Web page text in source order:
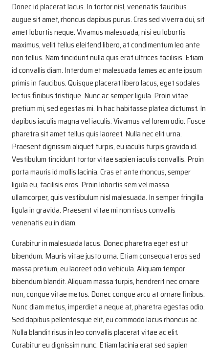
Donec id placerat lacus. In tortor nisl, venenatis faucibus
augue sit amet, rhoncus dapibus purus. Cras sed viverra dui, sit
amet lobortis neque. Vivamus malesuada, nisi eu lobortis
maximus, velit tellus eleifend libero, at condimentum leo ante
non tellus. Nam tincidunt nulla quis erat ultrices facilisis. Etiam
id convallis diam. Interdum et malesuada fames ac ante ipsum
primis in faucibus. Quisque placerat libero lacus, eget sodales
lectus finibus tristique. Nunc ac semper ligula. Proin vitae
pretium mi, sed egestas mi. In hac habitasse platea dictumst. In
dapibus iaculis magna vel iaculis. Vivamus vel lorem odio. Fusce
pharetra sit amet tellus quis laoreet. Nulla nec elit urna.
Praesent dignissim aliquet turpis, eu iaculis turpis gravida id.
Vestibulum tincidunt tortor vitae sapien iaculis convallis. Proin
porta mauris id mollis lacinia. Cras et ante rhoncus, semper
ligula eu, facilisis eros. Proin lobortis sem vel massa
ullamcorper, quis vestibulum nisl malesuada. In semper fringilla
ligula in gravida. Praesent vitae mi non risus convallis
venenatis eu in diam.
Curabitur in malesuada lacus. Donec pharetra eget est ut
bibendum. Mauris vitae justo urna. Etiam consequat eros sed
massa pretium, eu laoreet odio vehicula. Aliquam tempor
bibendum blandit. Aliquam massa turpis, hendrerit nec ornare
non, congue vitae metus. Donec congue arcu at ornare finibus.
Nunc diam metus, imperdiet a neque at, pharetra egestas odio.
Sed dapibus pellentesque elit, eu commodo lacus rhoncus ac.
Nulla blandit risus in leo convallis placerat vitae ac elit.
Curabitur eu dignissim nunc. Etiam lacinia erat sed sapien